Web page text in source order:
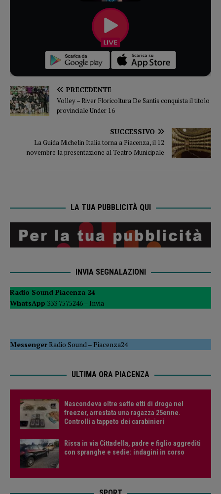
PRECEDENTE
Volley – River Floricoltura De Santis conquista il titolo
provinciale Under 16
SUCCESSIVO
La Guida Michelin Italia torna a Piacenza, il 12
novembre la presentazione al Teatro Municipale
LA TUA PUBBLICITÀ QUI
INVIA SEGNALAZIONI
Radio Sound Piacenza 24
WhatsApp 333 7575246 – Invia
MessengerRadio Sound –Piacenza24
ULTIMA ORA PIACENZA
Nascondeva oltre sette etti di droga nel
freezer, arrestata una ragazza 25enne.
Controlli a tappeto dei carabinieri
Rissa in via Cittadella, padre e figlio aggrediti
con spranghe e sedie: indagini in corso